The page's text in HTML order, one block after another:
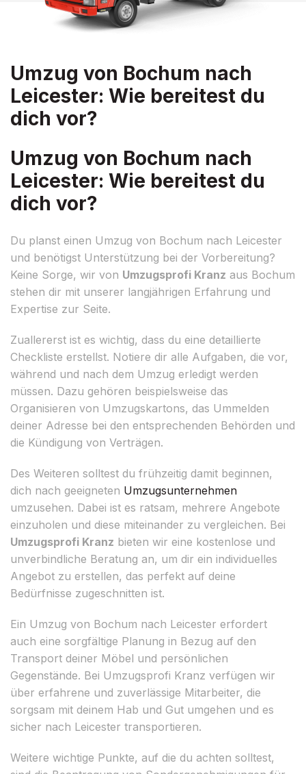
Umzug von Bochum nach
Leicester: Wie bereitest du
dich vor?
Umzug von Bochum nach
Leicester: Wie bereitest du
dich vor?
Du planst einen Umzug von Bochum nach Leicester
und benötigst Unterstützung bei der Vorbereitung?
Keine Sorge, wir von Umzugsprofi Kranz aus Bochum
stehen dir mit unserer langjährigen Erfahrung und
Expertise zur Seite.
Zuallererst ist es wichtig, dass du eine detaillierte
Checkliste erstellst. Notiere dir alle Aufgaben, die vor,
während und nach dem Umzug erledigt werden
müssen. Dazu gehören beispielsweise das
Organisieren von Umzugskartons, das Ummelden
deiner Adresse bei den entsprechenden Behörden und
die Kündigung von Verträgen.
Des Weiteren solltest du frühzeitig damit beginnen,
dich nach geeigneten Umzugsunternehmen
umzusehen. Dabei ist es ratsam, mehrere Angebote
einzuholen und diese miteinander zu vergleichen. Bei
Umzugsprofi Kranz bieten wir eine kostenlose und
unverbindliche Beratung an, um dir ein individuelles
Angebot zu erstellen, das perfekt auf deine
Bedürfnisse zugeschnitten ist.
Ein Umzug von Bochum nach Leicester erfordert
auch eine sorgfältige Planung in Bezug auf den
Transport deiner Möbel und persönlichen
Gegenstände. Bei Umzugsprofi Kranz verfügen wir
über erfahrene und zuverlässige Mitarbeiter, die
sorgsam mit deinem Hab und Gut umgehen und es
sicher nach Leicester transportieren.
Weitere wichtige Punkte, auf die du achten solltest,